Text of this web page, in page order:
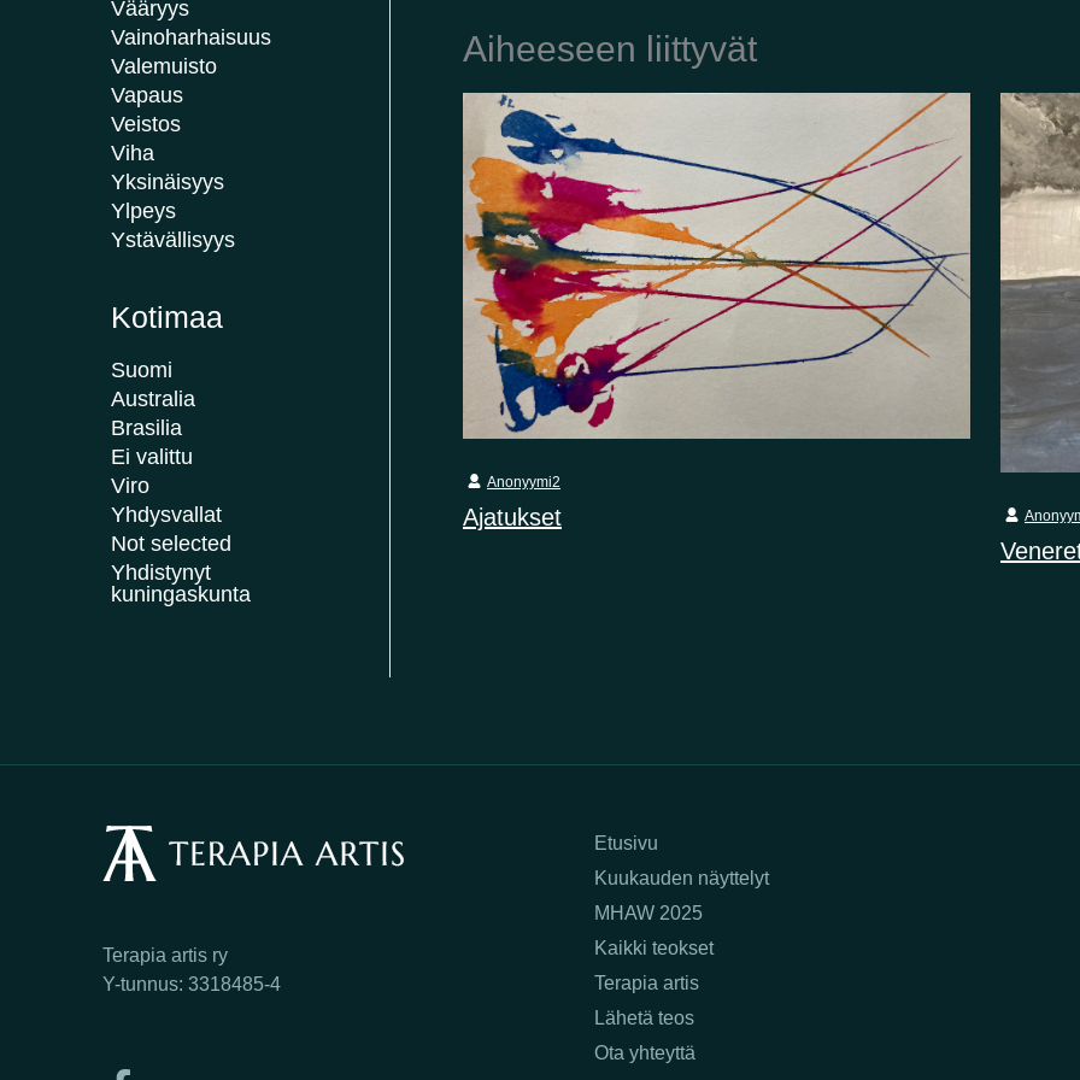
Vääryys
Vainoharhaisuus
Valemuisto
Vapaus
Veistos
Viha
Yksinäisyys
Ylpeys
Ystävällisyys
Kotimaa
Suomi
Australia
Brasilia
Ei valittu
Viro
Yhdysvallat
Not selected
Yhdistynyt
kuningaskunta
Aiheeseen liittyvät
Ajatukset
Anonyymi2
Terapia artis ry
Y-tunnus: 3318485-4
Etusivu
Kuukauden näyttelyt
MHAW 2025
Kaikki teokset
Terapia artis
Lähetä teos
Ota yhteyttä